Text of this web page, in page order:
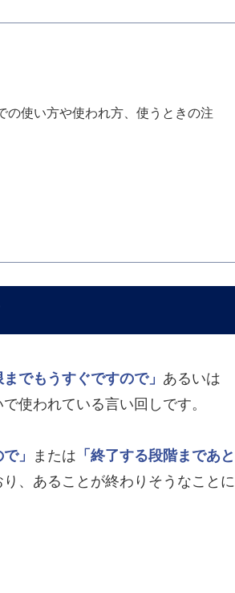
の使い方や使われ方、使うときの注
までもうすぐですので」 あるいは
使われている言い回しです。
」 または 「終了する段階まであと
、あることが終わりそうなことに